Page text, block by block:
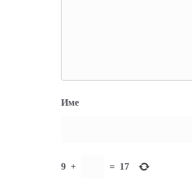
Име
9 + = 17